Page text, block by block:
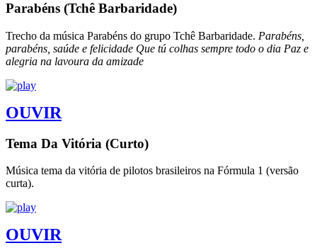
Parabéns (Tchê Barbaridade)
Trecho da música Parabéns do grupo Tchê Barbaridade. Parabéns,
parabéns, saúde e felicidade Que tú colhas sempre todo o dia Paz e
alegria na lavoura da amizade
OUVIR
Tema Da Vitória (Curto)
Música tema da vitória de pilotos brasileiros na Fórmula 1 (versão
curta).
OUVIR